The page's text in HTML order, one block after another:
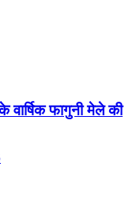
वार्षिक फागुनी मेले की